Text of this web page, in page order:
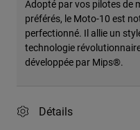
Adopté par vos pilotes de
préférés, le Moto-10 est
perfectionné. Il allie un
technologie
développée par Mips®.
Détails